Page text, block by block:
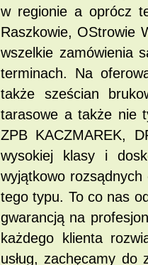
w regionie a oprócz
Raszkowie, OStrowie
wszelkie zamówienia
terminach. Na
także sześcian
tarasowe a także nie
ZPB KACZMAREK,
wysokiej klasy i
wyjątkowo
tego typu. To co nas
gwarancją na
każdego klienta
usług, zachęcamy